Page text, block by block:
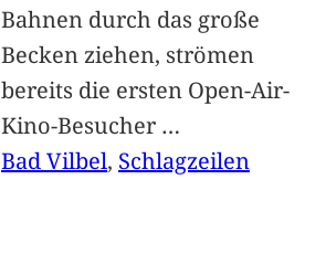
Bahnen durch das große
Becken ziehen, strömen
bereits die ersten Open-Air-
Kino-Besucher …
Bad Vilbel, Schlagzeilen